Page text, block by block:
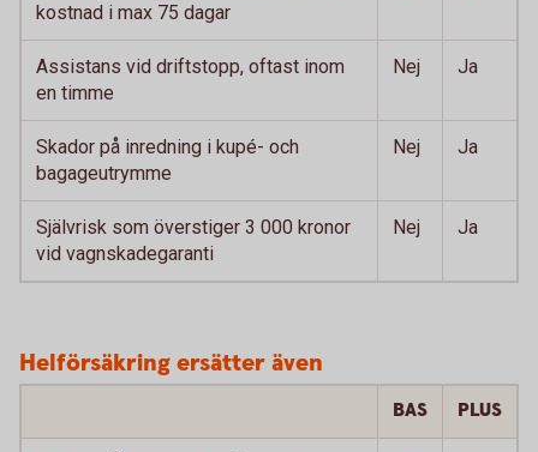
kostnad i max 75 dagar
Assistans vid driftstopp, oftast inom
en timme
Nej Ja
Skador på inredning i kupé- och
bagageutrymme
Nej Ja
Självrisk som överstiger 3 000 kronor
vid vagnskadegaranti
Nej Ja
Helförsäkring ersätter även
BAS PLUS